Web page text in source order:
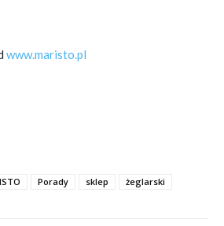
www.maristo.pl
Porady sklep żeglarski